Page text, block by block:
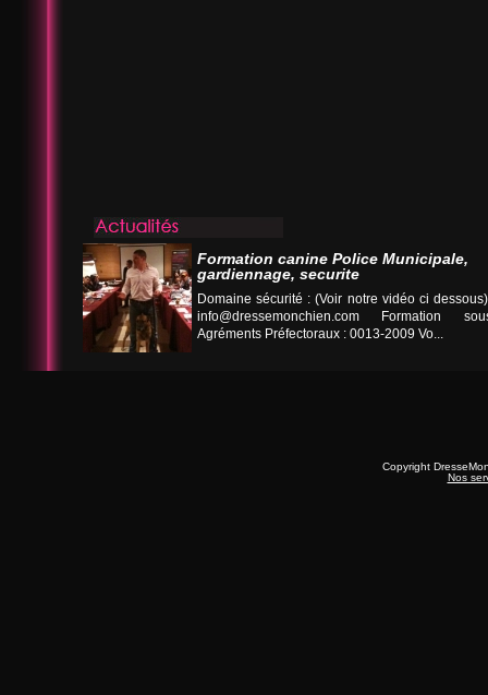
Formation canine Police Municipale,
gardiennage, securite
Domaine sécurité : (Voir notre vidéo ci
info@dressemonchien.com Formation
Agréments Préfectoraux : 0013-2009 Vo...
Copyright
Nos